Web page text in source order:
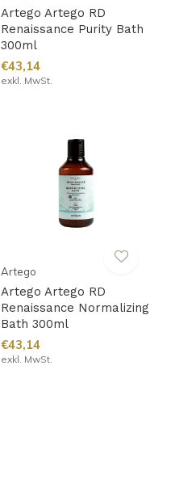
Artego Artego RD
Renaissance Purity Bath
300ml
€43,14
exkl. MwSt.
Artego
Artego Artego RD
Renaissance Normalizing
Bath 300ml
€43,14
exkl. MwSt.